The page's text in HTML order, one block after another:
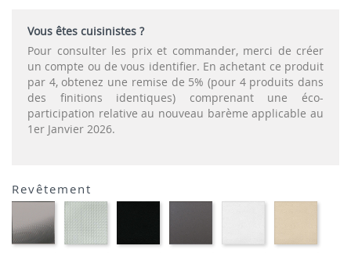
Vous êtes cuisinistes ?
Pour consulter les prix et commander, merci de créer
un compte ou de vous identifier. En achetant ce produit
par 4, obtenez une remise de 5% (pour 4 produits dans
des finitions identiques) comprenant une éco-
participation relative au nouveau barème applicable au
1er Janvier 2026.
Revêtement
CARBON
LOOK-
SIMILI
SONOR
ALU-
SIMILI
SIMILI
SIMILI